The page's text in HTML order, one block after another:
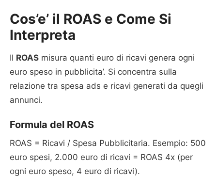
Cos’e’ il ROAS e Come Si
Interpreta
Il ROAS misura quanti euro di ricavi genera ogni
euro speso in pubblicita’. Si concentra sulla
relazione tra spesa ads e ricavi generati da quegli
annunci.
Formula del ROAS
ROAS = Ricavi / Spesa Pubblicitaria. Esempio: 500
euro spesi, 2.000 euro di ricavi = ROAS 4x (per
ogni euro speso, 4 euro di ricavi).